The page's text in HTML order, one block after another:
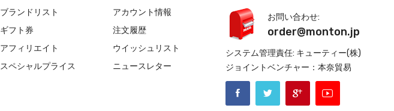
ブランドリスト
ギフト券
アフィリエイト
スペシャルプライス
アカウント情報
注文履歴
ウイッシュリスト
ニュースレター
お問い合わせ:
order@monton.jp
システム管理責任: キューティー(株)
ジョイントベンチャー：本奈貿易